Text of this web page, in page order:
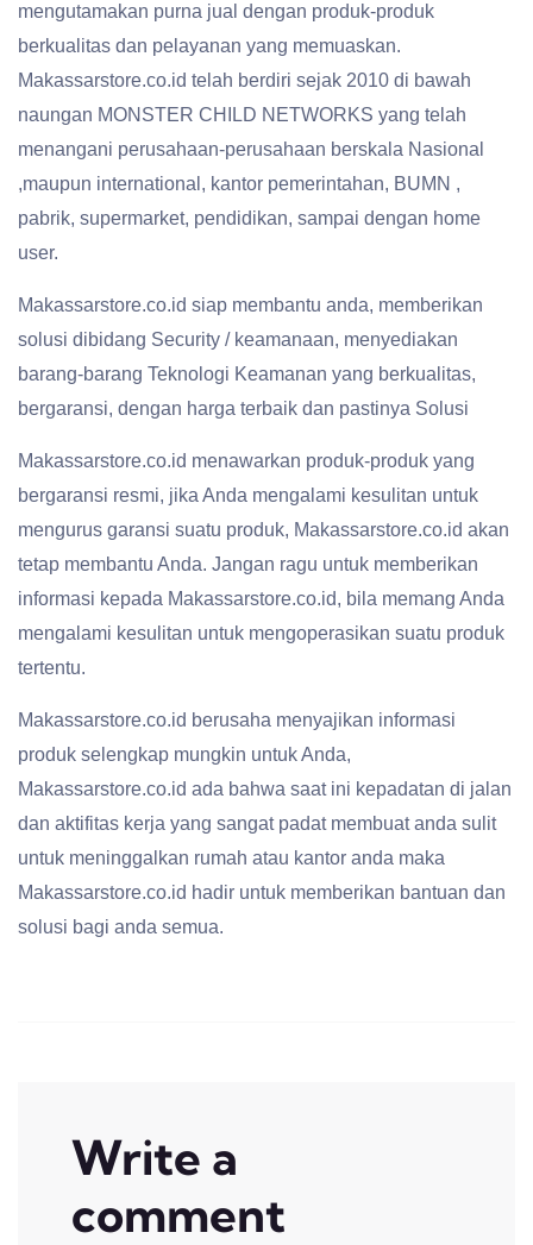
mengutamakan purna jual dengan produk-produk
berkualitas dan pelayanan yang memuaskan.
Makassarstore.co.id telah berdiri sejak 2010 di bawah
naungan MONSTER CHILD NETWORKS yang telah
menangani perusahaan-perusahaan berskala Nasional
,maupun international, kantor pemerintahan, BUMN ,
pabrik, supermarket, pendidikan, sampai dengan home
user.
Makassarstore.co.id siap membantu anda, memberikan
solusi dibidang Security / keamanaan, menyediakan
barang-barang Teknologi Keamanan yang berkualitas,
bergaransi, dengan harga terbaik dan pastinya Solusi
Makassarstore.co.id menawarkan produk-produk yang
bergaransi resmi, jika Anda mengalami kesulitan untuk
mengurus garansi suatu produk, Makassarstore.co.id akan
tetap membantu Anda. Jangan ragu untuk memberikan
informasi kepada Makassarstore.co.id, bila memang Anda
mengalami kesulitan untuk mengoperasikan suatu produk
tertentu.
Makassarstore.co.id berusaha menyajikan informasi
produk selengkap mungkin untuk Anda,
Makassarstore.co.id ada bahwa saat ini kepadatan di jalan
dan aktifitas kerja yang sangat padat membuat anda sulit
untuk meninggalkan rumah atau kantor anda maka
Makassarstore.co.id hadir untuk memberikan bantuan dan
solusi bagi anda semua.
Write a
comment